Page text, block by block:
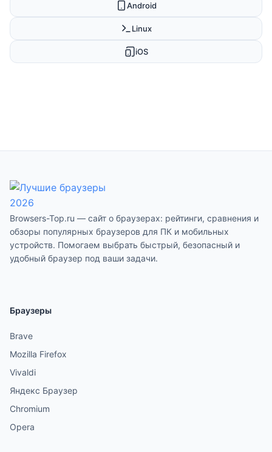
Android
Linux
iOS
Browsers-Top.ru — сайт о браузерах: рейтинги, сравнения и
обзоры популярных браузеров для ПК и мобильных
устройств. Помогаем выбрать быстрый, безопасный и
удобный браузер под ваши задачи.
Браузеры
Brave
Mozilla Firefox
Vivaldi
Яндекс Браузер
Chromium
Opera